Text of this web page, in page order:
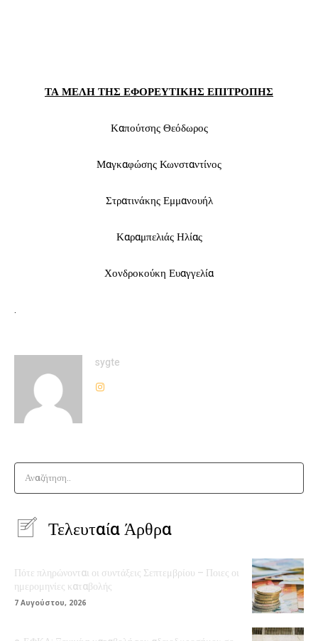
ΤΑ ΜΕΛΗ ΤΗΣ ΕΦΟΡΕΥΤΙΚΗΣ ΕΠΙΤΡΟΠΗΣ
Καπούτσης Θεόδωρος
Μαγκαφώσης Κωνσταντίνος
Στρατινάκης Εμμανουήλ
Καραμπελιάς Ηλίας
Χονδροκούκη Ευαγγελία
.
sygte
Αναζήτηση..
Τελευταία Άρθρα
Πότε πληρώνονται οι συντάξεις Σεπτεμβρίου – Ποιες οι
ημερομηνίες καταβολής
7 Αυγούστου, 2026